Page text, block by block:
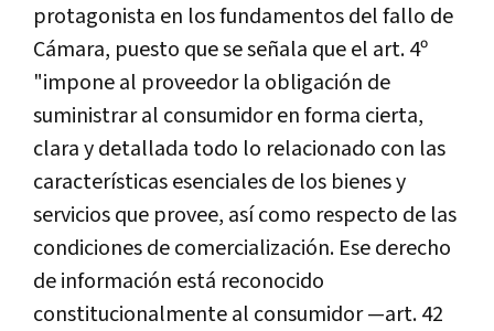
protagonista en los fundamentos del fallo de
Cámara, puesto que se señala que el art. 4º
"impone al proveedor la obligación de
suministrar al consumidor en forma cierta,
clara y detallada todo lo relacionado con las
características esenciales de los bienes y
servicios que provee, así como respecto de las
condiciones de comercialización. Ese derecho
de información está reconocido
constitucionalmente al consumidor —art. 42